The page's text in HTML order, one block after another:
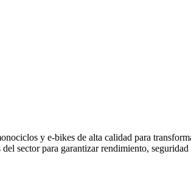
y e-bikes de alta calidad para
sector para garantizar rendimiento,